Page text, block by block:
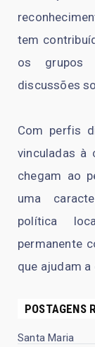
tem
os grupos
discussões
Com perfis
vinculadas à
chegam ao
uma
política
permanente
que ajudam
POSTAGENS
Santa Maria